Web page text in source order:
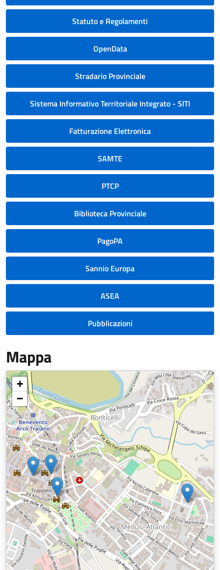
Statuto e Regolamenti
OpenData
Stradario Provinciale
Sistema Informativo Territoriale Integrato - SITI
Fatturazione Elettronica
SAMTE
PTCP
Biblioteca Provinciale
PagoPA
Sannio Europa
ASEA
Pubblicazioni
Mappa
+
−